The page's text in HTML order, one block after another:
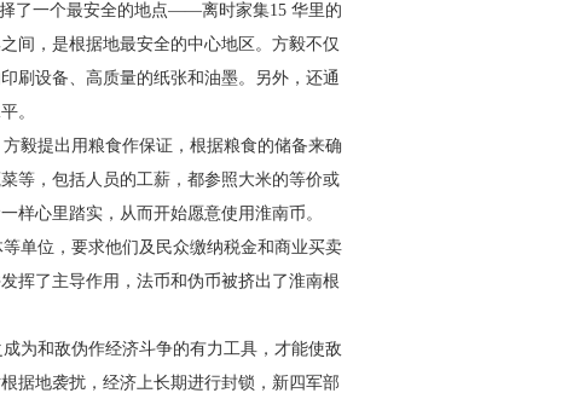
了一个最安全的地点——离时家集15 华里的
间，是根据地最安全的中心地区。方毅不仅
刷设备、高质量的纸张和油墨。另外，还通
。
毅提出用粮食作保证，根据粮食的储备来确
等，包括人员的工薪，都参照大米的等价或
样心里踏实，从而开始愿意使用淮南币。
单位，要求他们及民众缴纳税金和商业买卖
挥了主导作用， 法币和伪币被挤出了淮南根
为和敌伪作经济斗争的有力工具，才能使敌
据地袭扰，经济上长期进行封锁，新四军部